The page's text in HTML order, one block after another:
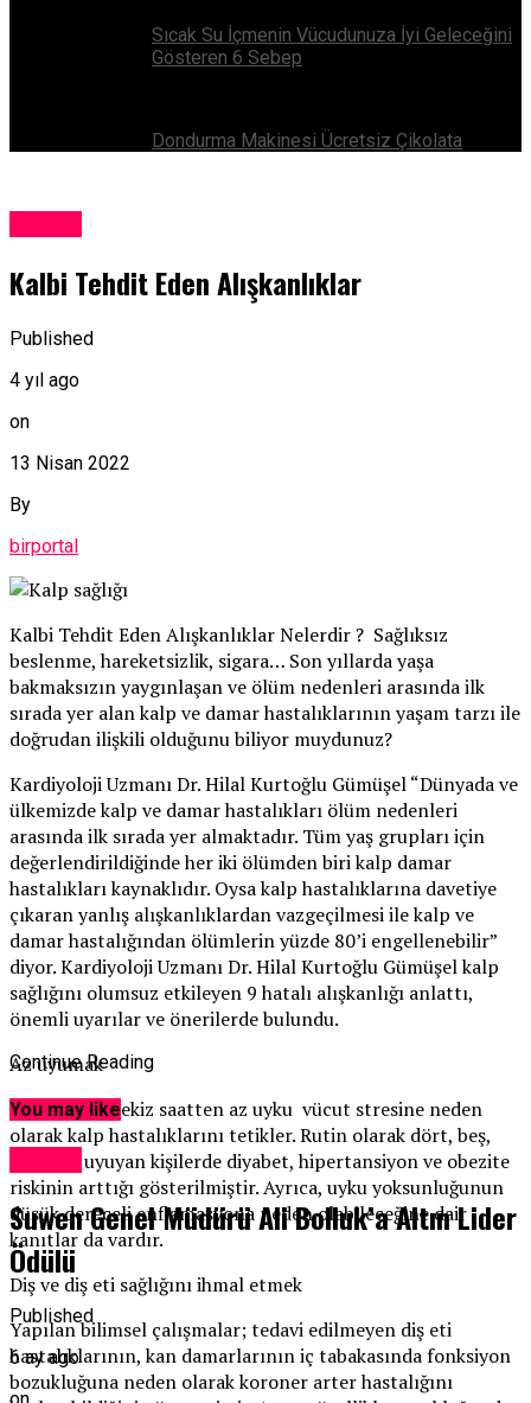
Sıcak Su İçmenin Vücudunuza İyi Geleceğini
Gösteren 6 Sebep
Dondurma Makinesi Ücretsiz Çikolata
Kalbi Tehdit Eden Alışkanlıklar
Published
4 yıl ago
on
13 Nisan 2022
By
birportal
Kalbi Tehdit Eden Alışkanlıklar Nelerdir ? Sağlıksız
beslenme, hareketsizlik, sigara… Son yıllarda yaşa
bakmaksızın yaygınlaşan ve ölüm nedenleri arasında ilk
sırada yer alan kalp ve damar hastalıklarının yaşam tarzı ile
doğrudan ilişkili olduğunu biliyor muydunuz?
Kardiyoloji Uzmanı Dr. Hilal Kurtoğlu Gümüşel “Dünyada ve
ülkemizde kalp ve damar hastalıkları ölüm nedenleri
arasında ilk sırada yer almaktadır. Tüm yaş grupları için
değerlendirildiğinde her iki ölümden biri kalp damar
hastalıkları kaynaklıdır. Oysa kalp hastalıklarına davetiye
çıkaran yanlış alışkanlıklardan vazgeçilmesi ile kalp ve
damar hastalığından ölümlerin yüzde 80’i engellenebilir”
diyor. Kardiyoloji Uzmanı Dr. Hilal Kurtoğlu Gümüşel kalp
sağlığını olumsuz etkileyen 9 hatalı alışkanlığı anlattı,
önemli uyarılar ve önerilerde bulundu.
Az uyumak
Günde yedi-sekiz saatten az uyku vücut stresine neden
olarak kalp hastalıklarını tetikler. Rutin olarak dört, beş,
altı saat uyuyan kişilerde diyabet, hipertansiyon ve obezite
riskinin arttığı gösterilmiştir. Ayrıca, uyku yoksunluğunun
düşük dereceli enflamasyona neden olabileceğine dair
kanıtlar da vardır.
Diş ve diş eti sağlığını ihmal etmek
Yapılan bilimsel çalışmalar; tedavi edilmeyen diş eti
hastalıklarının, kan damarlarının iç tabakasında fonksiyon
bozukluğuna neden olarak koroner arter hastalığını
Continue Reading
You may like
Suwen Genel Müdürü Ali Bolluk’a Altın Lider
Ödülü
Published
6 ay ago